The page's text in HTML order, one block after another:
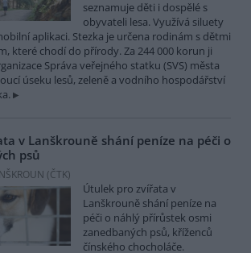
seznamuje děti i dospělé s
obyvateli lesa. Využívá siluety
aplikaci. Stezka je určena rodinám s dětmi
které chodí do přírody. Za 244 000 korun ji
Správa veřejného statku (SVS) města
úseku lesů, zeleně a vodního hospodářství
v Lanškrouně shání peníze na péči o
psů
(ČTK)
Útulek pro zvířata v
Lanškrouně shání peníze na
péči o náhlý přírůstek osmi
zanedbaných psů, kříženců
čínského chocholáče.